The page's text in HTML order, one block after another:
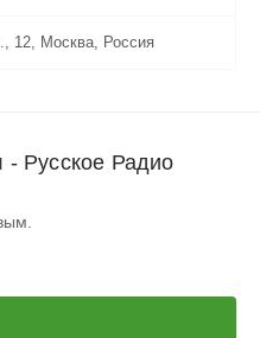
12, Москва, Россия
- Русское Радио